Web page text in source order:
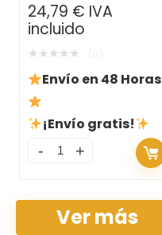
24,79 € IVA
incluido
★★★★★
Envío en 48 Horas
¡Envío gratis!
Ver más